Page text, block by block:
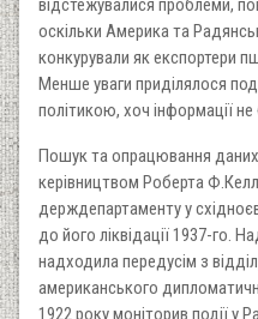
відстежувалися проблеми,
оскільки Америка та
конкурували як експортери
Менше уваги приділялося
політикою, хоч інформації не
Пошук та опрацювання
керівництвом Роберта
держдепартаменту у
до його ліквідації 1937-го.
надходила передусім з
американського
1922 року моніторив події у